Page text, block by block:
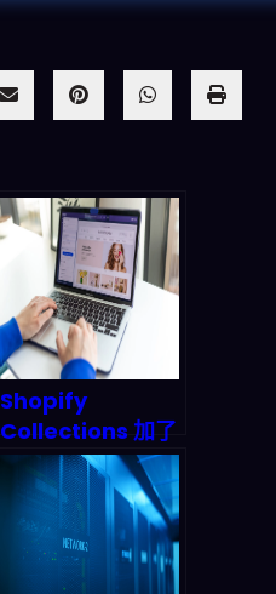
Shopify
Collections 加了
AI 之後：2026 電
商「自動分群＋預
測營收」會怎麼改
寫商家打法？